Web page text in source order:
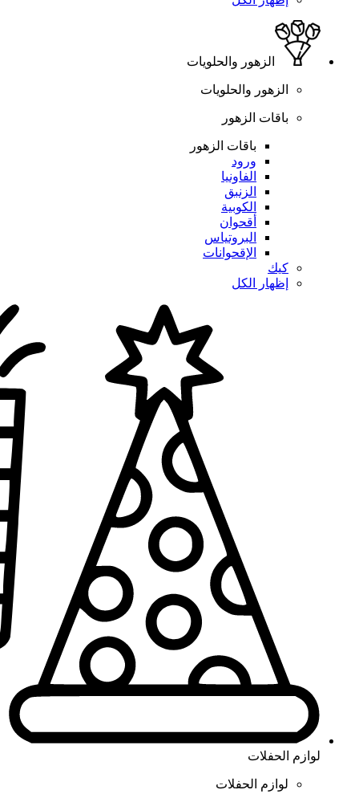
الزهور والحلويات
الزهور والحلويات
باقات الزهور
باقات الزهور
ورود
الفاونيا
الزنبق
الكوبية
أقحوان
البروتياس
الإقحوانات
كيك
إظهار الكل
لوازم الحفلات
لوازم الحفلات